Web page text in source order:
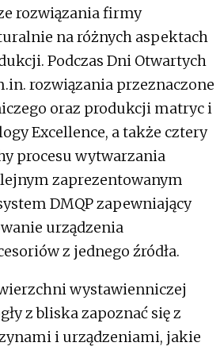
rozwiązania firmy
na różnych aspektach
Podczas Dni Otwartych
rozwiązania przeznaczone
oraz produkcji matryc i
Excellence, a także cztery
procesu wytwarzania
zaprezentowanym
DMQP zapewniający
urządzenia
z jednego źródła.
wystawienniczej
z bliska zapoznać się z
i urządzeniami, jakie